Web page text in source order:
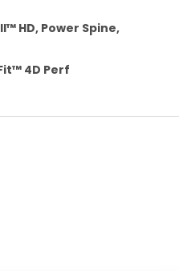
HD, Power Spine,
4D Perf